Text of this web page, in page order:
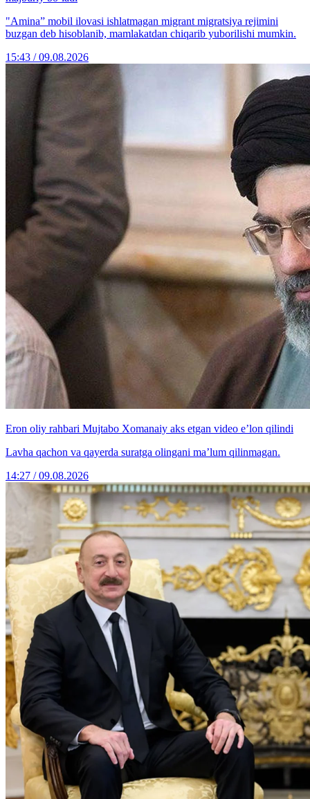
"Amina” mobil ilovasi ishlatmagan migrant migratsiya rejimini
buzgan deb hisoblanib, mamlakatdan chiqarib yuborilishi mumkin.
15:43 / 09.08.2026
Eron oliy rahbari Mujtabo Xomanaiy aks etgan video e’lon qilindi
Lavha qachon va qayerda suratga olingani ma’lum qilinmagan.
14:27 / 09.08.2026